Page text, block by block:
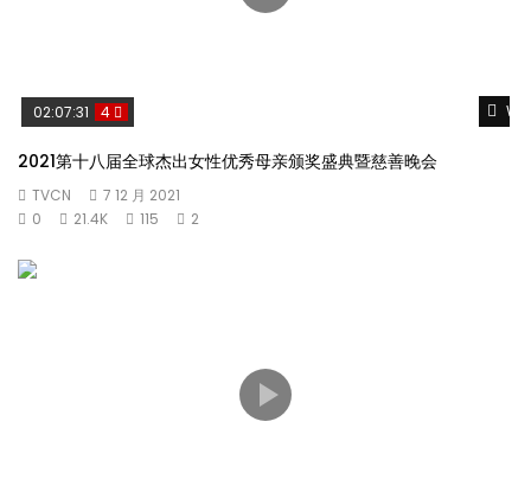
02:07:31 4
2021第十八届全球杰出女性优秀母亲颁奖盛典暨慈善晚会
TVCN
7 12 月 2021
0
21.4K 115 2